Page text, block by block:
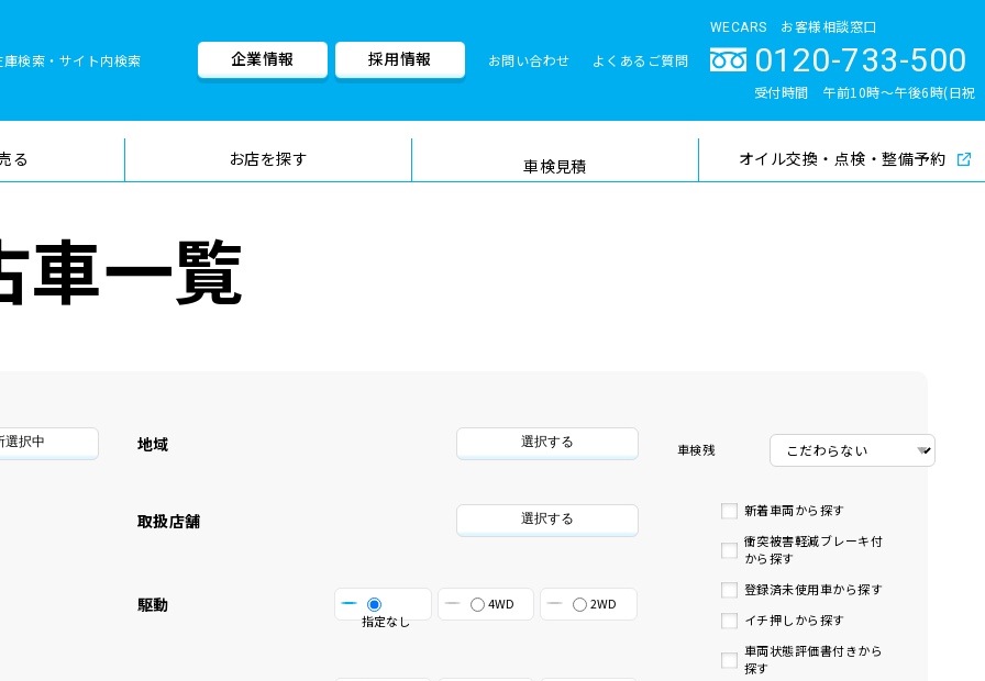
庫検索・サイト内検索
検索
企業情報 採用情報 お問い合わせ よくあるご質問
WECARS お客様相談窓口
0120-733-500
受付時間 午前10時〜午後6時(日祝
る お店を探す 車検見積
車検料金・メニュー 品質管理とサポート体制
オイル交換・点検・整備予約
車一覧
選択中 地域 選択する
取扱店舗 選択する
駆動
指定なし
4WD 2WD
車検残
新着車両から探す
衝突被害軽減ブレーキ付
から探す
登録済未使用車から探す
イチ押しから探す
車両状態評価書付きから
探す